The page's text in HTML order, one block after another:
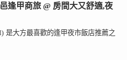
逢甲商旅 @ 房間大又舒適,夜
是大方最喜歡的逢甲夜市飯店推薦之